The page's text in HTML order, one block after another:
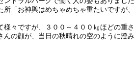
所「お神輿はめちゃめちゃ重たいですが
様々ですが、３００～４００㎏ほどの重
んの顔が、当日の秋晴れの空のように澄